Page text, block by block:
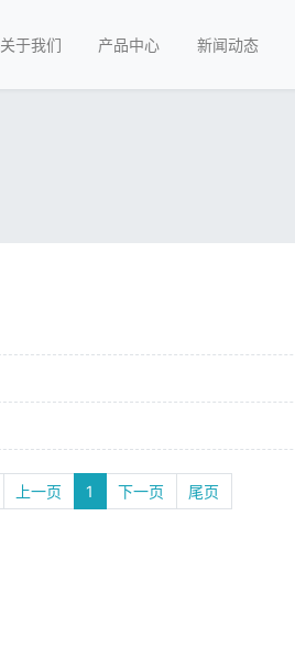
关于我们 产品中心 新闻动态
上一页 1 下一页 尾页